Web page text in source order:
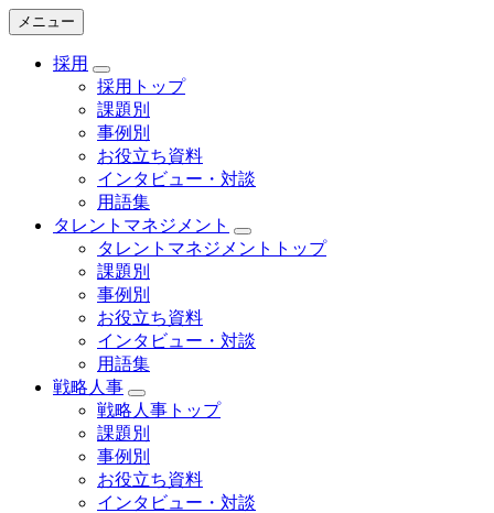
メニュー
採用
採用トップ
課題別
事例別
お役立ち資料
インタビュー・対談
用語集
タレントマネジメント
タレントマネジメントトップ
課題別
事例別
お役立ち資料
インタビュー・対談
用語集
戦略人事
戦略人事トップ
課題別
事例別
お役立ち資料
インタビュー・対談